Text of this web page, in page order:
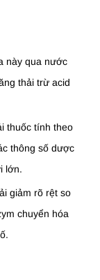
này qua nước
thải trừ acid
thuốc tính theo
thông số dược
lớn.
giảm rõ rệt so
chuyển hóa